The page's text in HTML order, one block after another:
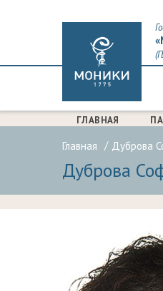
ГЛАВНАЯ
Главная Дуброва
Дуброва